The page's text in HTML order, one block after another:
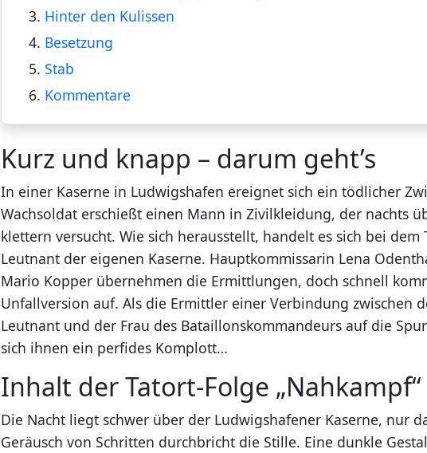
3. Hinter den Kulissen
4. Besetzung
5. Stab
6. Kommentare
Kurz und knapp – darum geht’s
In einer Kaserne in Ludwigshafen ereignet sich ein tödlicher
Wachsoldat erschießt einen Mann in Zivilkleidung, der nachts
klettern versucht. Wie sich herausstellt, handelt es sich bei dem
Leutnant der eigenen Kaserne. Hauptkommissarin Lena
Mario Kopper übernehmen die Ermittlungen, doch schnell
Unfallversion auf. Als die Ermittler einer Verbindung zwischen
Leutnant und der Frau des Bataillonskommandeurs auf die
sich ihnen ein perfides Komplott…
Inhalt der Tatort-Folge „Nahkampf“
Die Nacht liegt schwer über der Ludwigshafener Kaserne, nur
Geräusch von Schritten durchbricht die Stille. Eine dunkle